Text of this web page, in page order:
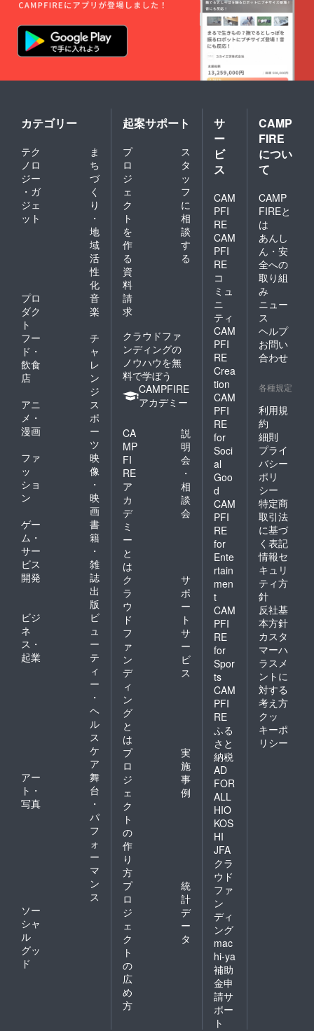
カテゴリー
テク
ノロ
ジー
・ガ
ジェ
ット
ま
ち
づ
く
り
・
地
域
活
性
化
プロ
ダク
ト
音
楽
フー
ド・
飲食
店
チ
ャ
レ
ン
ジ
アニ
メ・
漫画
ス
ポ
ー
ツ
ファ
ッ
ショ
ン
映
像
・
映
画
ゲー
ム・
サー
ビス
開発
書
籍
・
雑
誌
出
版
ビジ
ネ
ス・
起業
ビ
ュ
ー
テ
ィ
ー
・
ヘ
ル
ス
ケ
ア
アー
ト・
写真
舞
台
・
パ
フ
ォ
ー
マ
ン
ス
ソー
シャ
ル
グッ
ド
起案サポート
プ
ロ
ジ
ェ
ク
ト
を
作
る
ス
タ
ッ
フ
に
相
談
す
る
資
料
請
求
クラウドファ
ンディングの
ノウハウを無
料で学ぼう
CAMPFIRE
アカデミー
CA
MP
FI
RE
ア
カ
デ
ミ
ー
と
は
説
明
会
・
相
談
会
ク
ラ
ウ
ド
フ
ァ
ン
デ
ィ
ン
グ
と
は
サ
ポ
ー
ト
サ
ー
ビ
ス
プ
ロ
ジ
ェ
ク
ト
の
作
り
方
実
施
事
例
プ
ロ
ジ
ェ
ク
ト
の
広
め
方
統
計
デ
ー
タ
サ
ー
ビ
ス
CAM
PFI
RE
CAM
PFI
RE
コ
ミュ
ニ
ティ
CAM
PFI
RE
Crea
tion
CAM
PFI
RE
for
Soci
al
Goo
d
CAM
PFI
RE
for
Ente
rtain
men
t
CAM
PFI
RE
for
Spor
ts
CAM
PFI
RE
ふる
さと
納税
AD
FOR
ALL
HIO
KOS
HI
JFA
クラ
ウド
ファ
ン
ディ
ング
mac
hi-ya
補助
金申
請サ
ポー
ト
CAMP
FIRE
につい
て
CAMP
FIREと
は
あんし
ん・安
全への
取り組
み
ニュー
ス
ヘルプ
お問い
合わせ
各種規定
利用規
約
細則
プライ
バシー
ポリ
シー
特定商
取引法
に基づ
く表記
情報セ
キュリ
ティ方
針
反社基
本方針
カスタ
マーハ
ラスメ
ントに
対する
考え方
クッ
キーポ
リシー